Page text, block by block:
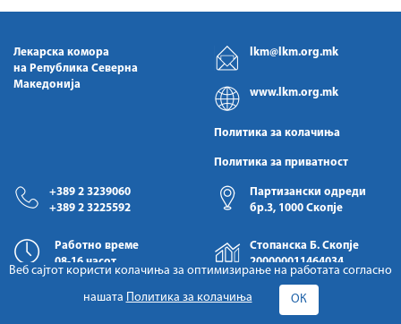
Лекарска комора
на Република Северна
Македонија
lkm@lkm.org.mk
www.lkm.org.mk
Политика за колачиња
Политика за приватност
+389 2 3239060
+389 2 3225592
Партизански одреди
бр.3, 1000 Скопје
Работно време
08-16 часот
Стопанска Б. Скопје
200000011464034
Веб сајтот користи колачиња за оптимизирање на работата согласно
нашата
Политика за колачиња ОК